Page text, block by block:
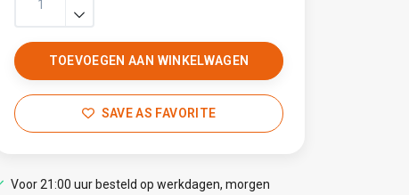
TOEVOEGEN AAN WINKELWAGEN
SAVE AS FAVORITE
Voor 21:00 uur besteld op werkdagen, morgen